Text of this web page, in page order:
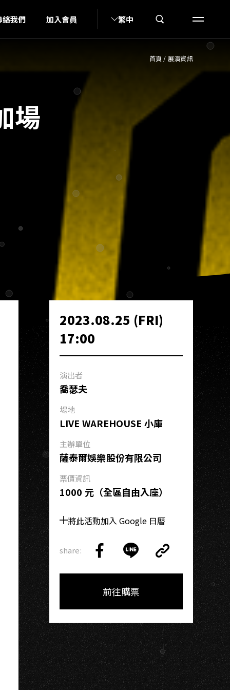
絡我們 加入會員 繁中
首頁 / 展演資訊
場
2023.08.25 (FRI)
17:00
演出者
喬瑟夫
場地
LIVE WAREHOUSE 小庫
主辦單位
薩泰爾娛樂股份有限公司
票價資訊
1000 元（全區自由入座）
將此活動加入 Google 日曆
share:
on
Facebook
on
LINE
Link
Copy
前往購票